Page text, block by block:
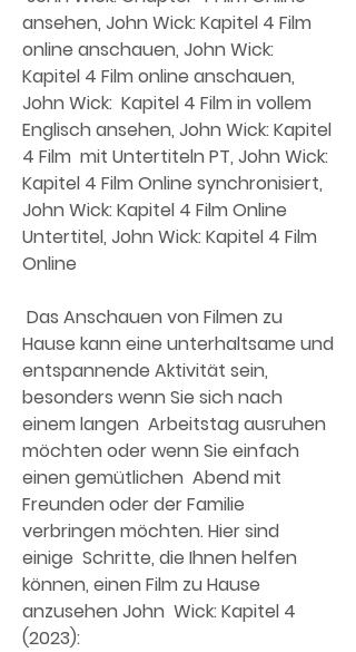
ansehen, John Wick: Kapitel 4 Film
online anschauen, John Wick:
Kapitel 4 Film online anschauen,
John Wick:  Kapitel 4 Film in vollem
Englisch ansehen, John Wick: Kapitel
4 Film  mit Untertiteln PT, John Wick:
Kapitel 4 Film Online synchronisiert,
John Wick: Kapitel 4 Film Online
Untertitel, John Wick: Kapitel 4 Film
Online
Hause kann eine unterhaltsame und
entspannende Aktivität sein,
besonders wenn Sie sich nach
einem langen  Arbeitstag ausruhen
möchten oder wenn Sie einfach
einen gemütlichen  Abend mit
Freunden oder der Familie
verbringen möchten. Hier sind
einige  Schritte, die Ihnen helfen
können, einen Film zu Hause
anzusehen John  Wick: Kapitel 4
(2023):